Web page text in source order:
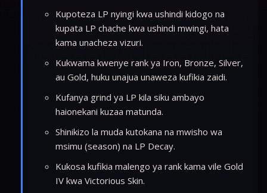
Kupoteza LP nyingi kwa ushindi kidogo na
kupata LP chache kwa ushindi mwingi, hata
kama unacheza vizuri.
Kukwama kwenye rank ya Iron, Bronze, Silver,
au Gold, huku unajua unaweza kufikia zaidi.
Kufanya grind ya LP kila siku ambayo
haionekani kuzaa matunda.
Shinikizo la muda kutokana na mwisho wa
msimu (season) na LP Decay.
Kukosa kufikia malengo ya rank kama vile Gold
IV kwa Victorious Skin.